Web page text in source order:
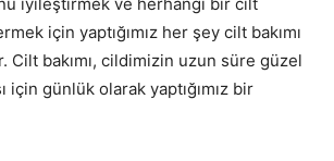
için yaptığımız her şey cilt bakımı
Cilt bakımı, cildimizin uzun süre güzel
için günlük olarak yaptığımız bir